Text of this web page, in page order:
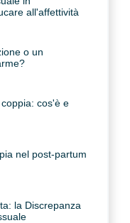
all'affettività
o un
cos'è e
nel post-partum
la Discrepanza